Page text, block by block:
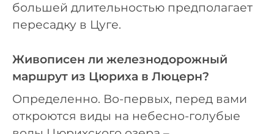
большей длительностью предполагает
пересадку в Цуге.
Живописен ли железнодорожный
маршрут из Цюриха в Люцерн?
Определенно. Во-первых, перед вами
откроются виды на небесно-голубые